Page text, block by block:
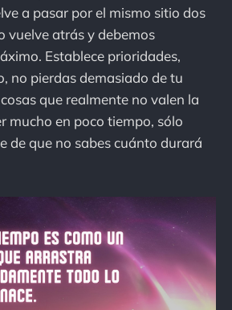
a pasar por el mismo sitio dos
vuelve atrás y debemos
Establece prioridades,
no pierdas demasiado de tu
que realmente no valen la
mucho en poco tiempo, sólo
de que no sabes cuánto durará